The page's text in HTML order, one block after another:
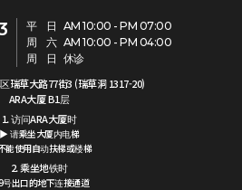
平 日 AM 10:00 - PM 07:00
周 六 AM 10:00 - PM 04:00
周 日 休诊
瑞草大路77街3 (瑞草洞 1317-20)
ARA大厦 B1层
1. 访问ARA大厦时
▶ 请乘坐大厦内电梯
能使用自动扶梯或楼梯
2. 乘坐地铁时
出口的地下连接通道